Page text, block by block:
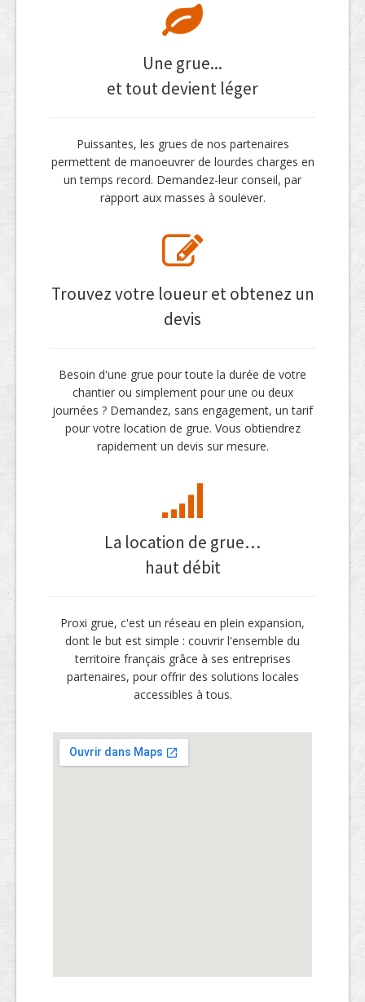
Une grue...
et tout devient léger
Puissantes, les grues de nos partenaires
permettent de manoeuvrer de lourdes charges en
un temps record. Demandez-leur conseil, par
rapport aux masses à soulever.
Trouvez votre loueur et obtenez un
devis
Besoin d'une grue pour toute la durée de votre
chantier ou simplement pour une ou deux
journées ? Demandez, sans engagement, un tarif
pour votre location de grue. Vous obtiendrez
rapidement un devis sur mesure.
La location de grue…
haut débit
Proxi grue, c'est un réseau en plein expansion,
dont le but est simple : couvrir l'ensemble du
territoire français grâce à ses entreprises
partenaires, pour offrir des solutions locales
accessibles à tous.